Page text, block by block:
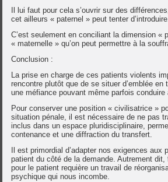
Il lui faut pour cela s’ouvrir sur des
cet ailleurs « paternel » peut tenter
C’est seulement en conciliant la dimension «
« maternelle » qu’on peut permettre à la
Conclusion :
La prise en charge de ces patients violents
rencontre plutôt que de se situer d’emblée en
une méfiance pouvant même parfois conduire
Pour conserver une position « civilisatrice »
situation pénale, il est nécessaire de ne pas
inclus dans un espace pluridisciplinaire,
contenance et une diffraction du transfert.
Il est primordial d’adapter nos exigences
patient du côté de la demande. Autrement dit,
pour le patient requière un travail de
psychique qui nous incombe.